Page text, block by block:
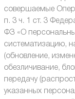
совершаемые
п. 3 ч. 1 ст. 3
ФЗ «О
систематизацию,
(обновление,
обезличивание,
передачу
указанных